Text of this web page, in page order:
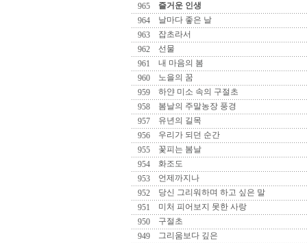
965
즐거운 인생
964
날마다 좋은 날
963
잡초라서
962
선물
961
내 마음의 봄
960
노을의 꿈
959
하얀 미소 속의 구절초
958
봄날의 주말농장 풍경
957
유년의 길목
956
우리가 되던 순간
955
꽃피는 봄날
954
화조도
953
언제까지나
952
당신 그리워하며 하고 싶은 말
951
미처 피어보지 못한 사랑
950
구절초
949
그리움보다 깊은